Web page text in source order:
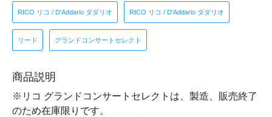
RICO リコ / D'Addario ダダリオ RICO リコ / D'Addario ダダリオ
リード グランドコンサートセレクト
商品説明
※リコ グランドコンサートセレクトは、製造、販売終了
のため在庫限りです。